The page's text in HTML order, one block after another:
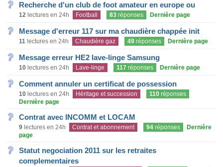
Recherche d'un club de foot amateur en europe ou
12 lectures en 24h Football 83 réponses Dernière page
Message d'erreur 117 sur ma chaudière chappée init
11 lectures en 24h Chaudière gaz 49 réponses Dernière page
Message erreur HE2 lave-linge Samsung
10 lectures en 24h Lave-linge 117 réponses Dernière page
Comment annuler un certificat de possession
10 lectures en 24h Héritage et succession 110 réponses
Dernière page
Contrat avec INCOMM et LOCAM
9 lectures en 24h Contrat et abonnement 94 réponses
Dernière
page
Statut negociation 2011 sur les retraites
complementaires